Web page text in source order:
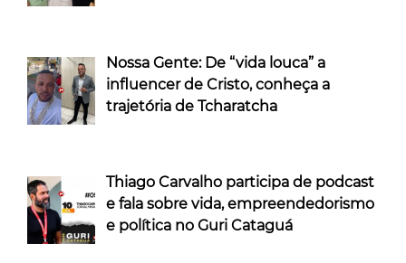
Nossa Gente: De “vida louca” a
influencer de Cristo, conheça a
trajetória de Tcharatcha
Thiago Carvalho participa de podcast
e fala sobre vida, empreendedorismo
e política no Guri Cataguá